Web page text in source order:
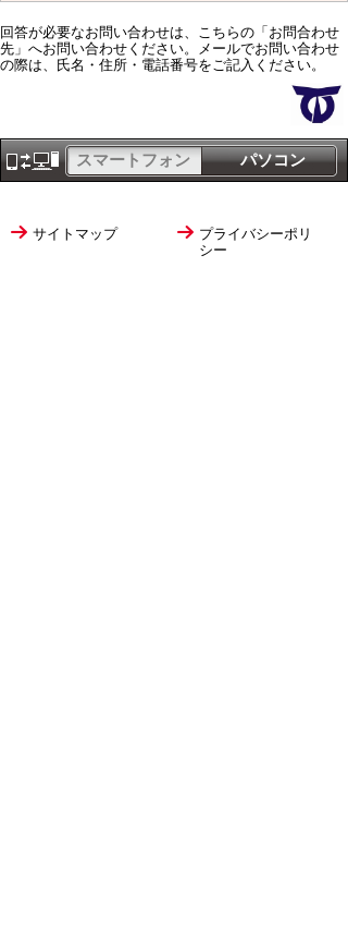
回答が必要なお問い合わせは、こちらの「お問合わせ
先」へお問い合わせください。メールでお問い合わせ
の際は、氏名・住所・電話番号をご記入ください。
パソコン
スマートフォン
サイトマップ
プライバシーポリ
シー